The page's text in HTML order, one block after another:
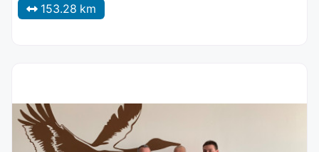
153.28 km